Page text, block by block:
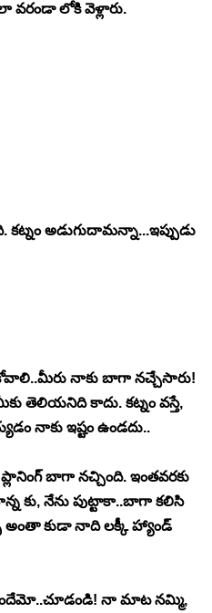
వరండా లోకి వెళ్లారు.
అడుగుదామన్నా...ఇప్పుడు
నాకు బాగా నచ్చేసారు!
తెలియనిది కాదు. కట్నం వస్తే,
నాకు ఇష్టం ఉండదు..
బాగా నచ్చింది. ఇంతవరకు
కు, నేను పుట్టాకా..బాగా కలిసి
అంతా కుడా నాది లక్కీ హ్యాండ్
నా మాట నమ్మి,